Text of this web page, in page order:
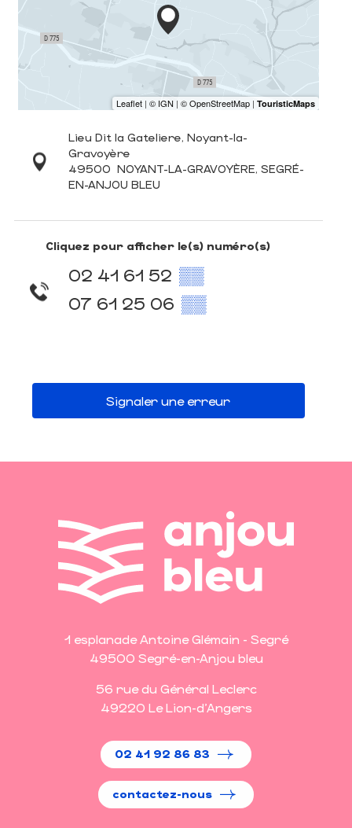
Lieu Dit la Gateliere, Noyant-la-
Gravoyère
49500 NOYANT-LA-GRAVOYÈRE, SEGRÉ-
EN-ANJOU BLEU
Cliquez pour afficher le(s) numéro(s)
02 41 61 52 ▒▒
07 61 25 06 ▒▒
Signaler une erreur
1 esplanade Antoine Glémain - Segré
49500 Segré-en-Anjou bleu
56 rue du Général Leclerc
49220 Le Lion-d'Angers
02 41 92 86 83
contactez-nous